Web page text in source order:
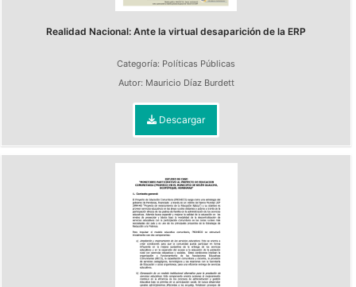
Realidad Nacional: Ante la virtual desaparición de la ERP
Categoría: Políticas Públicas
Autor: Mauricio Díaz Burdett
Descargar